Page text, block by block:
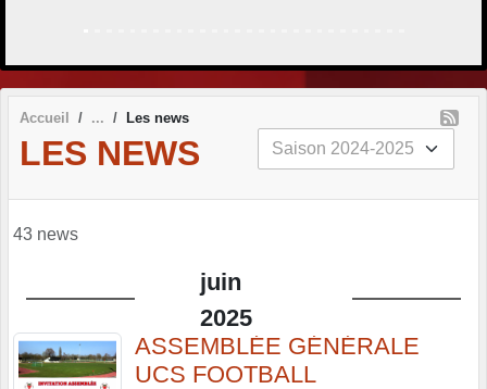
Accueil Les news
LES NEWS
43 news
juin
2025
ASSEMBLÉE GÉNÉRALE
UCS FOOTBALL